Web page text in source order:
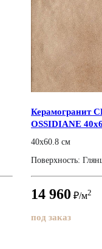
Керамогранит
OSSIDIANE
40x60.8 см
Поверхность:
14 960 ₽/м2
под заказ